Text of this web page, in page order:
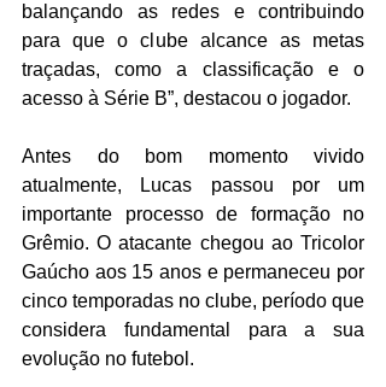
balançando as redes e contribuindo
para que o clube alcance as metas
traçadas, como a classificação e o
acesso à Série B”, destacou o jogador.
Antes do bom momento vivido
atualmente, Lucas passou por um
importante processo de formação no
Grêmio. O atacante chegou ao Tricolor
Gaúcho aos 15 anos e permaneceu por
cinco temporadas no clube, período que
considera fundamental para a sua
evolução no futebol.